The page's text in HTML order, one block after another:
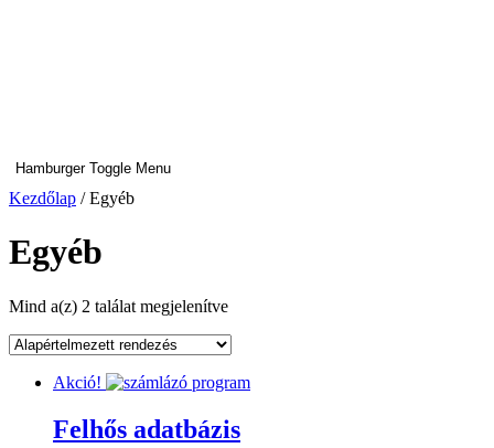
Hamburger Toggle Menu
Kezdőlap / Egyéb
Egyéb
Mind a(z) 2 találat megjelenítve
Akció!
Felhős adatbázis